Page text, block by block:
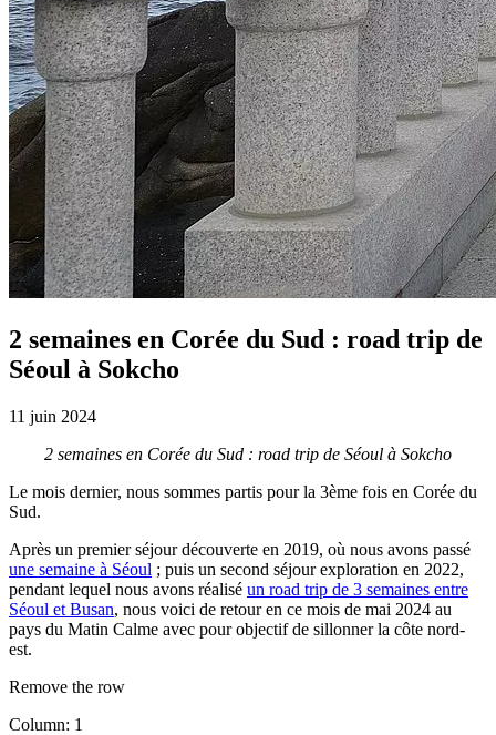
2 semaines en Corée du Sud : road trip de
Séoul à Sokcho
11 juin 2024
2 semaines en Corée du Sud : road trip de Séoul à Sokcho
Le mois dernier, nous sommes partis pour la 3ème fois en Corée du
Sud.
Après un premier séjour découverte en 2019, où nous avons passé
une semaine à Séoul ; puis un second séjour exploration en 2022,
pendant lequel nous avons réalisé un road trip de 3 semaines entre
Séoul et Busan, nous voici de retour en ce mois de mai 2024 au
pays du Matin Calme avec pour objectif de sillonner la côte nord-
est.
Remove the row
Column: 1